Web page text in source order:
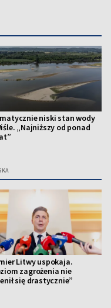
niski stan wody
„Najniższy od ponad
Litwy uspokaja.
zagrożenia nie
się drastycznie”